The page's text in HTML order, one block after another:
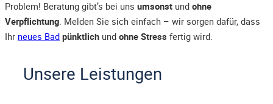
Problem! Beratung gibt’s bei uns umsonst und ohne
Verpflichtung. Melden Sie sich einfach – wir sorgen dafür, dass
Ihr neues Bad pünktlich und ohne Stress fertig wird.
Unsere Leistungen